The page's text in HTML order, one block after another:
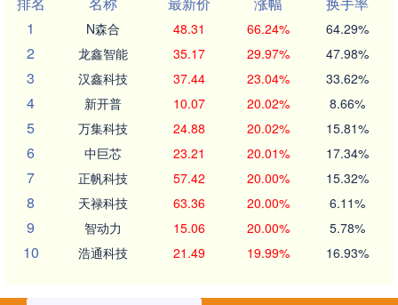
1
N森合 48.31 66.24% 64.29%
2 龙鑫智能 35.17 29.97% 47.98%
3 汉鑫科技 37.44 23.04% 33.62%
4 新开普 10.07 20.02% 8.66%
5 万集科技 24.88 20.02% 15.81%
6 中巨芯 23.21 20.01% 17.34%
7 正帆科技 57.42 20.00% 15.32%
8 天禄科技 63.36 20.00% 6.11%
9 智动力 15.06 20.00% 5.78%
10 浩通科技 21.49 19.99% 16.93%